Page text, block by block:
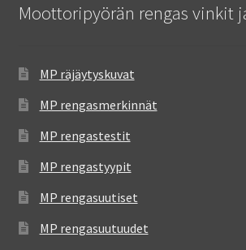
Moottoripyörän rengas vinkit
MP räjäytyskuvat
MP rengasmerkinnät
MP rengastestit
MP rengastyypit
MP rengasuutiset
MP rengasuutuudet